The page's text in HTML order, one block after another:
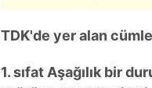
TDK'de yer alan
1. sıfat Aşağılık bir